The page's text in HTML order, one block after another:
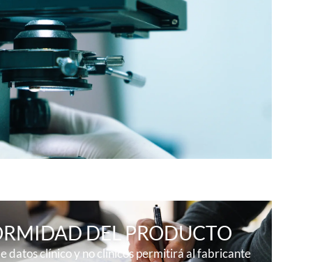
DEL PRODUCTO
datos clínico y no clínicos permitirá al fabricante